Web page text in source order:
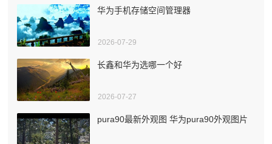
华为手机存储空间管理器
2026-07-29
长鑫和华为选哪一个好
2026-07-27
pura90最新外观图 华为pura90外观图片